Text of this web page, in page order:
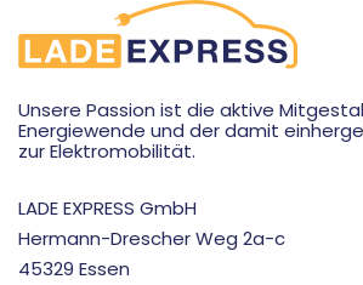
Unsere Passion ist die aktive
Energiewende und der damit
zur Elektromobilität.
LADE EXPRESS GmbH
Hermann-Drescher Weg 2a-c
45329 Essen